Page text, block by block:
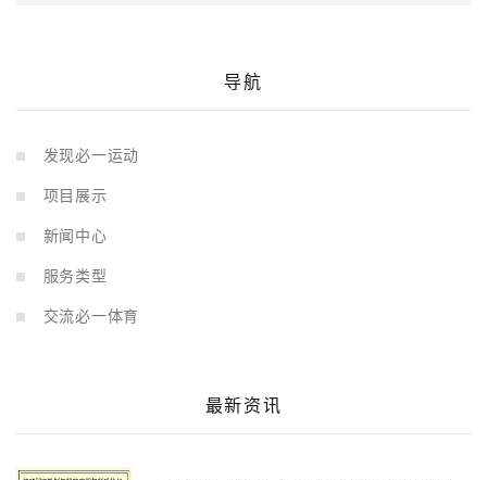
导航
发现必一运动
项目展示
新闻中心
服务类型
交流必一体育
最新资讯